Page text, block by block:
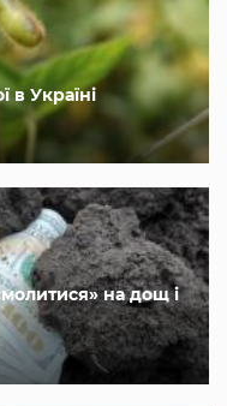
в Україні
на дощ і